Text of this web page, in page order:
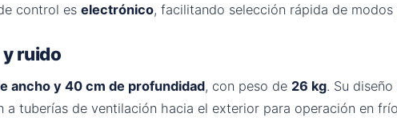
control es electrónico, facilitando selección rápida de
ruido
ancho y 40 cm de profundidad, con peso de 26 kg. Su
a tuberías de ventilación hacia el exterior para operación en